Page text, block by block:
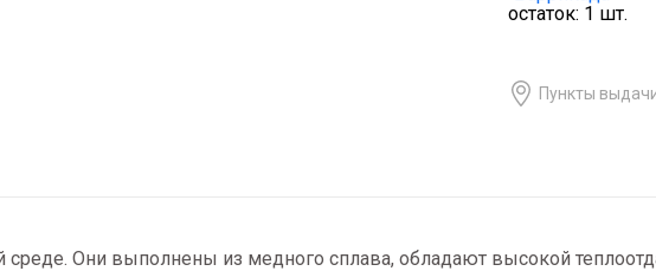
остаток: 1 шт.
Пункты
Они выполнены из медного сплава, обладают высокой